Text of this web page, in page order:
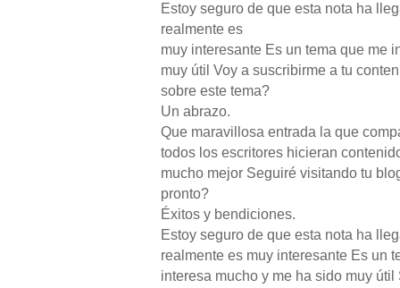
Estoy seguro de que esta nota ha
realmente es
muy interesante Es un tema que me
muy útil Voy a suscribirme a tu
sobre este tema?
Un abrazo.
Que maravillosa entrada la que
todos los escritores hicieran
mucho mejor Seguiré visitando tu
pronto?
Éxitos y bendiciones.
Estoy seguro de que esta nota ha
realmente es muy interesante Es un
interesa mucho y me ha sido muy